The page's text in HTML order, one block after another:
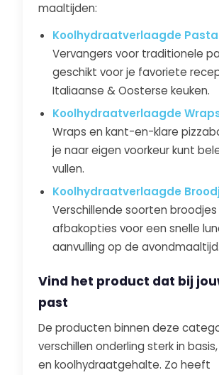
maaltijden:
Koolhydraatverlaagde Pasta
Vervangers voor traditionele
geschikt voor je favoriete
Italiaanse & Oosterse keuken.
Koolhydraatverlaagde
Wraps en kant-en-klare
je naar eigen voorkeur kunt
vullen.
Koolhydraatverlaagde
Verschillende soorten broodjes
afbakopties voor een snelle
aanvulling op de avondmaaltijd.
Vind het product dat bij
past
De producten binnen deze
verschillen onderling sterk in
en koolhydraatgehalte. Zo heeft